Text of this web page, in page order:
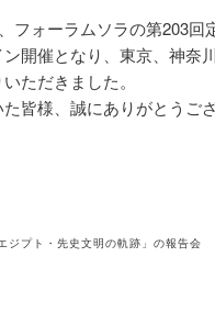
フォーラムソラの第203回
開催となり、東京、神奈
ただきました。
皆様、誠にありがとうご
ジプト・先史文明の軌跡」の報告会